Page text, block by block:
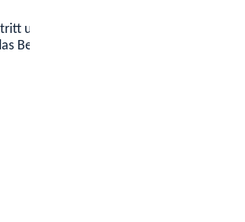
und
Beihilfe- oder Zuwendungsrecht ergeben.